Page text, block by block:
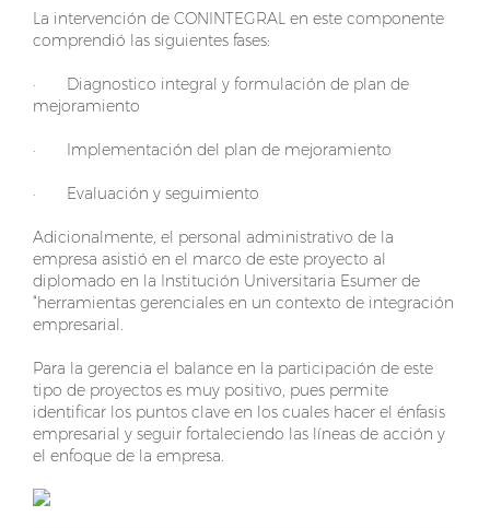
La intervención de CONINTEGRAL en este componente
comprendió las siguientes fases:
· Diagnostico integral y formulación de plan de
mejoramiento
· Implementación del plan de mejoramiento
· Evaluación y seguimiento
Adicionalmente, el personal administrativo de la
empresa asistió en el marco de este proyecto al
diplomado en la Institución Universitaria Esumer de
“herramientas gerenciales en un contexto de integración
empresarial.
Para la gerencia el balance en la participación de este
tipo de proyectos es muy positivo, pues permite
identificar los puntos clave en los cuales hacer el énfasis
empresarial y seguir fortaleciendo las líneas de acción y
el enfoque de la empresa.